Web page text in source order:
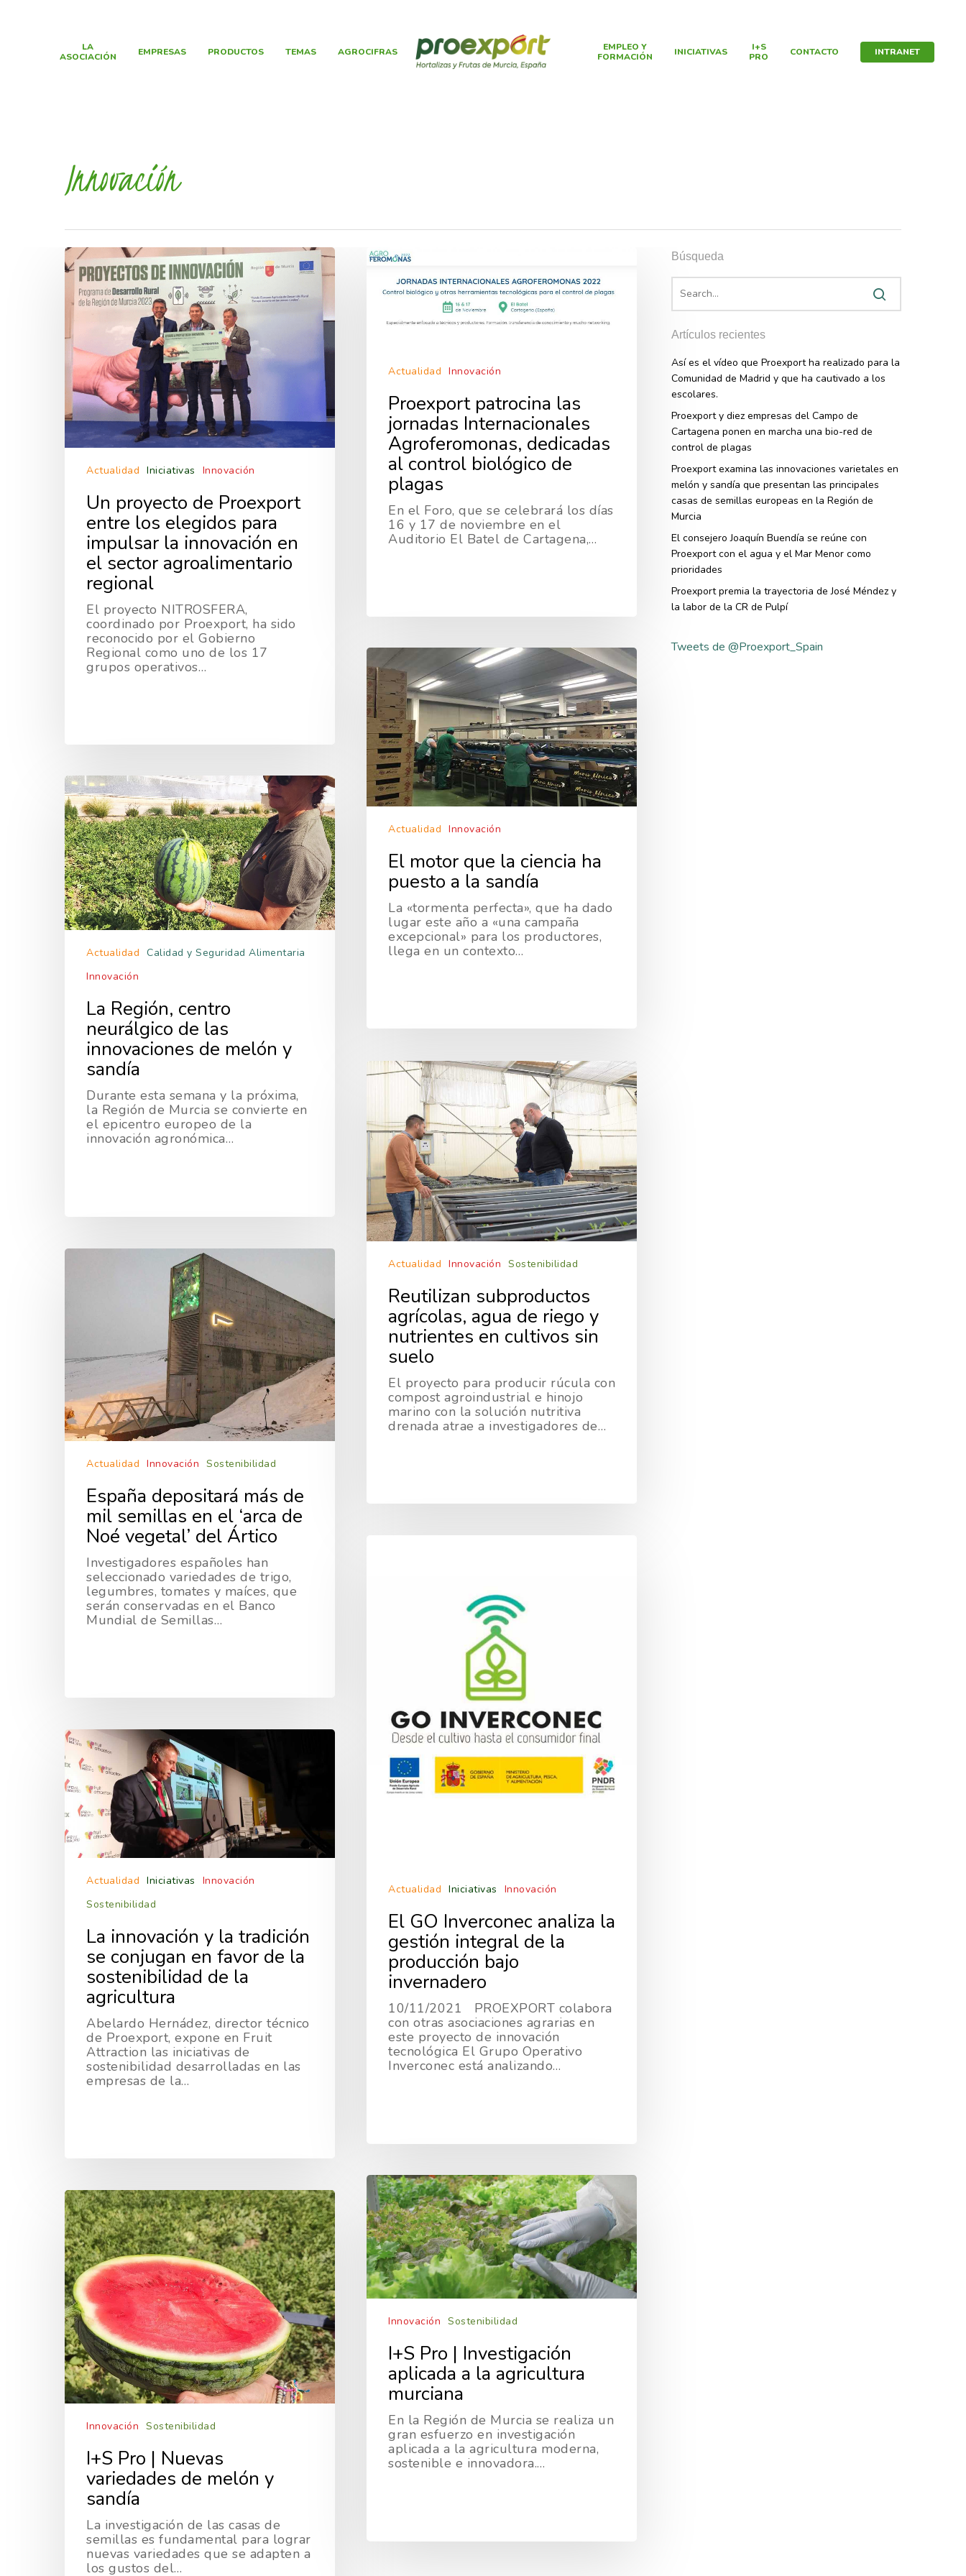
Hit enter to search or ESC to close
LA
ASOCIACIÓN
EMPRESAS PRODUCTOS TEMAS AGROCIFRAS
EMPLEO Y
FORMACIÓN
INICIATIVAS
I+S
PRO
CONTACTO INTRANET
Innovación
Actualidad Iniciativas Innovación
Un proyecto de Proexport
entre los elegidos para
impulsar la innovación en
el sector agroalimentario
regional
El proyecto NITROSFERA,
coordinado por Proexport, ha sido
reconocido por el Gobierno
Regional como uno de los 17
grupos operativos…
Actualidad Innovación
Proexport patrocina las
jornadas Internacionales
Agroferomonas, dedicadas
al control biológico de
plagas
En el Foro, que se celebrará los días
16 y 17 de noviembre en el
Auditorio El Batel de Cartagena,…
Actualidad Innovación
El motor que la ciencia ha
puesto a la sandía
La «tormenta perfecta», que ha dado
lugar este año a «una campaña
excepcional» para los productores,
llega en un contexto…
Actualidad Calidad y Seguridad Alimentaria
Innovación
La Región, centro
neurálgico de las
innovaciones de melón y
sandía
Durante esta semana y la próxima,
la Región de Murcia se convierte en
el epicentro europeo de la
innovación agronómica…
Actualidad Innovación Sostenibilidad
Reutilizan subproductos
agrícolas, agua de riego y
nutrientes en cultivos sin
suelo
El proyecto para producir rúcula con
compost agroindustrial e hinojo
marino con la solución nutritiva
drenada atrae a investigadores de…
Actualidad Innovación Sostenibilidad
España depositará más de
mil semillas en el ‘arca de
Noé vegetal’ del Ártico
Investigadores españoles han
seleccionado variedades de trigo,
legumbres, tomates y maíces, que
serán conservadas en el Banco
Mundial de Semillas…
Actualidad Iniciativas Innovación
El GO Inverconec analiza la
gestión integral de la
producción bajo
invernadero
10/11/2021 PROEXPORT colabora
con otras asociaciones agrarias en
este proyecto de innovación
tecnológica El Grupo Operativo
Inverconec está analizando…
Actualidad Iniciativas
Innovación
Sostenibilidad
La innovación y la tradición
se conjugan en favor de la
sostenibilidad de la
agricultura
Abelardo Hernádez, director técnico
de Proexport, expone en Fruit
Attraction las iniciativas de
sostenibilidad desarrolladas en las
empresas de la…
Innovación Sostenibilidad
I+S Pro | Investigación
aplicada a la agricultura
murciana
En la Región de Murcia se realiza un
gran esfuerzo en investigación
aplicada a la agricultura moderna,
sostenible e innovadora.…
Innovación Sostenibilidad
I+S Pro | Nuevas
variedades de melón y
sandía
La investigación de las casas de
semillas es fundamental para lograr
nuevas variedades que se adapten a
los gustos del…
Búsqueda
Artículos recientes
Así es el vídeo que Proexport ha realizado para la
Comunidad de Madrid y que ha cautivado a los
escolares.
Proexport y diez empresas del Campo de
Cartagena ponen en marcha una bio-red de
control de plagas
Proexport examina las innovaciones varietales en
melón y sandía que presentan las principales
casas de semillas europeas en la Región de
Murcia
El consejero Joaquín Buendía se reúne con
Proexport con el agua y el Mar Menor como
prioridades
Proexport premia la trayectoria de José Méndez y
la labor de la CR de Pulpí
Tweets de @Proexport_Spain